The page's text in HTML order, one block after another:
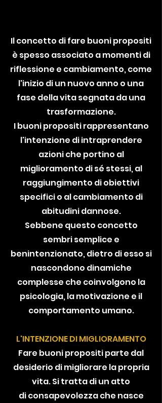
Il concetto di fare buoni propositi
è spesso associato a momenti di
riflessione e cambiamento, come
l'inizio di un nuovo anno o una
fase della vita segnata da una
trasformazione.
I buoni propositi rappresentano
l'intenzione di intraprendere
azioni che portino al
miglioramento di sé stessi, al
raggiungimento di obiettivi
specifici o al cambiamento di
abitudini dannose.
Sebbene questo concetto
sembri semplice e
benintenzionato, dietro di esso si
nascondono dinamiche
complesse che coinvolgono la
psicologia, la motivazione e il
comportamento umano.
L'INTENZIONE DI MIGLIORAMENTO
Fare buoni propositi parte dal
desiderio di migliorare la propria
vita. Si tratta di un atto
di consapevolezza che nasce